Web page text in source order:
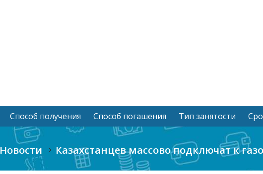
Способ получения Способ погашения Тип занятости
Новости Казахстанцев массово подключат к